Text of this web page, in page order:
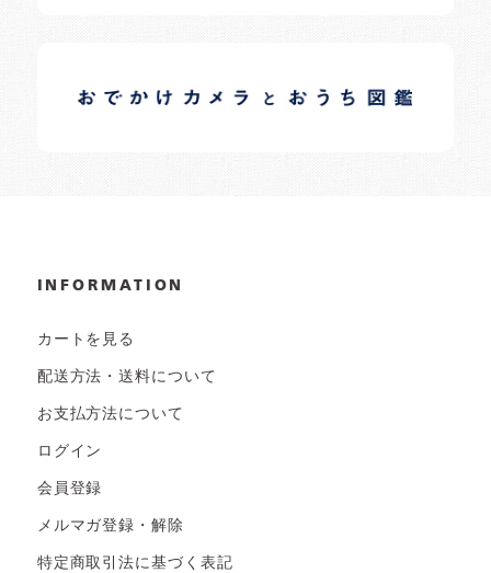
日常の様子など随時更新中です。
INFORMATION
カートを見る
配送方法・送料について
お支払方法について
ログイン
会員登録
メルマガ登録・解除
特定商取引法に基づく表記